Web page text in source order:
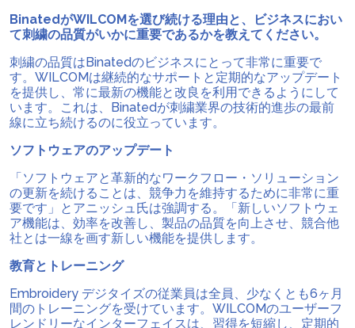
BinatedがWILCOMを選び続ける理由と、ビジネスにおい
て刺繍の品質がいかに重要であるかを教えてください。
刺繍の品質はBinatedのビジネスにとって非常に重要で
す。WILCOMは継続的なサポートと定期的なアップデート
を提供し、常に最新の機能と改良を利用できるようにして
います。これは、Binatedが刺繍業界の技術的進歩の最前
線に立ち続けるのに役立っています。
ソフトウェアのアップデート
「ソフトウェアと革新的なワークフロー・ソリューション
の更新を続けることは、競争力を維持するために非常に重
要です」とアニッシュ氏は強調する。「新しいソフトウェ
ア機能は、効率を改善し、製品の品質を向上させ、競合他
社とは一線を画す新しい機能を提供します。
教育とトレーニング
Embroidery デジタイズの従業員は全員、少なくとも6ヶ月
間のトレーニングを受けています。WILCOMのユーザーフ
レンドリーなインターフェイスは、習得を短縮し、定期的